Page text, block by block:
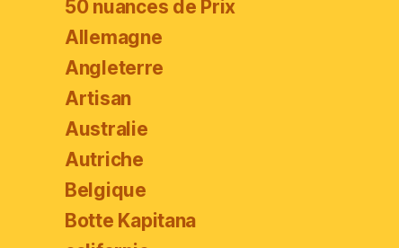
50 nuances de Prix
Allemagne
Angleterre
Artisan
Australie
Autriche
Belgique
Botte Kapitana